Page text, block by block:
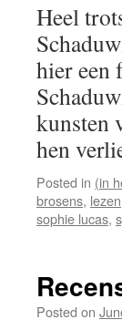
Heel
hier een
kunsten
hen
Posted in (in
brosens, lezen
sophie lucas,
Posted on